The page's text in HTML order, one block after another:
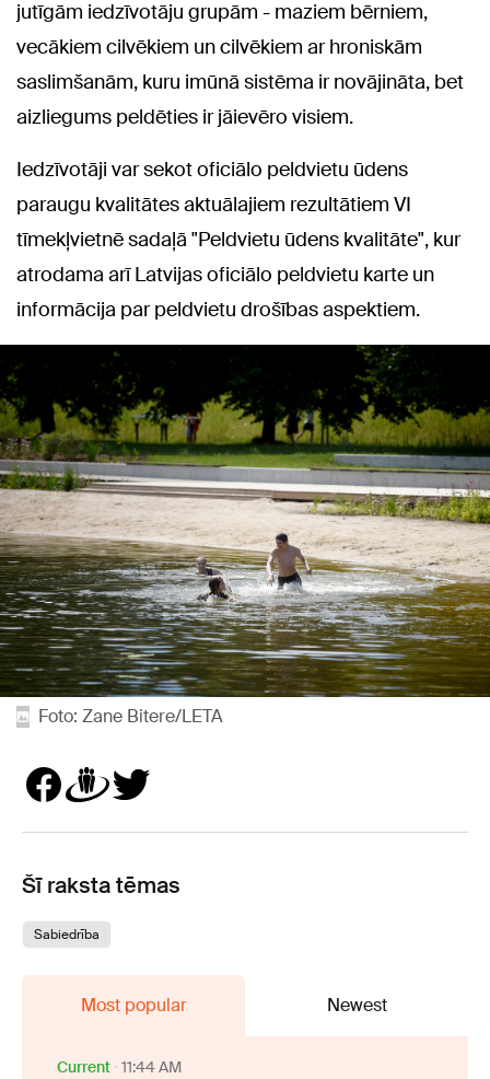
jutīgām iedzīvotāju grupām - maziem bērniem,
vecākiem cilvēkiem un cilvēkiem ar hroniskām
saslimšanām, kuru imūnā sistēma ir novājināta, bet
aizliegums peldēties ir jāievēro visiem.
Iedzīvotāji var sekot oficiālo peldvietu ūdens
paraugu kvalitātes aktuālajiem rezultātiem VI
tīmekļvietnē sadaļā "Peldvietu ūdens kvalitāte", kur
atrodama arī Latvijas oficiālo peldvietu karte un
informācija par peldvietu drošības aspektiem.
Foto: Zane Bitere/LETA
Šī raksta tēmas
Sabiedrība
Most popular Newest
Current 11:44 AM